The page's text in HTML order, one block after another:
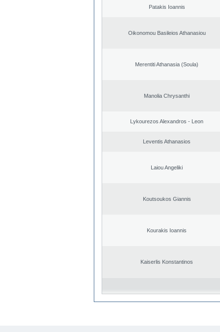
Patakis Ioannis
Oikonomou Basileios Athanasiou
Merentiti Athanasia (Soula)
Manolia Chrysanthi
Lykourezos Alexandros - Leon
Leventis Athanasios
Laiou Angeliki
Koutsoukos Giannis
Kourakis Ioannis
Kaiserlis Konstantinos